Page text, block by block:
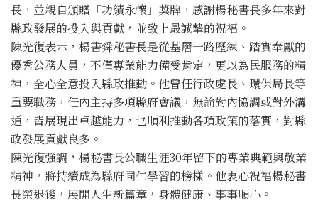
長，並親自頒贈「功績永懷」獎牌，感謝楊秘書長多年來對
縣政發展的投入與貢獻，並致上最誠摯的祝福。
陳光復表示，楊書舜秘書長是從基層一路歷練、踏實奉獻的
優秀公務人員，不僅專業能力備受肯定，更以為民服務的精
神，全心全意投入縣政推動。他曾任行政處長、環保局長等
重要職務，任內主持多項縣府會議，無論對內協調或對外溝
通，皆展現出卓越能力，也順利推動各項政策的落實，對縣
政發展貢獻良多。
陳光復強調，楊秘書長公職生涯30年留下的專業典範與敬業
精神，將持續成為縣府同仁學習的榜樣。他衷心祝福楊秘書
長榮退後，展開人生新篇章，身體健康、事事順心。